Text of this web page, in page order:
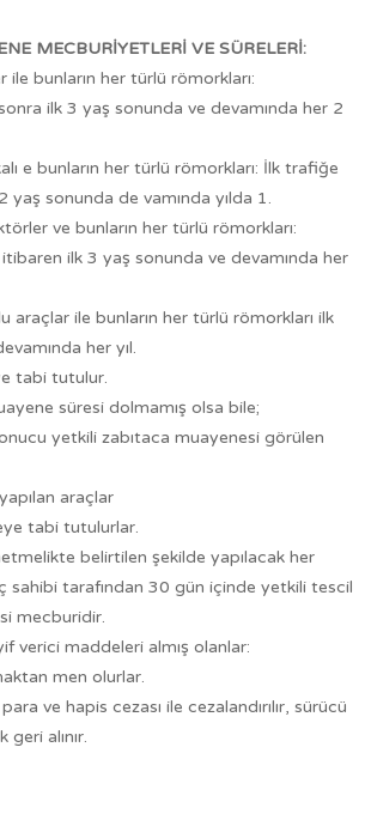
MECBURİYETLERİ VE SÜRELERİ:
bunların her türlü römorkları:
sonra ilk 3 yaş sonunda ve devamında her 2
e bunların her türlü römorkları: İlk trafiğe
yaş sonunda de vamında yılda 1.
ve bunların her türlü römorkları:
itibaren ilk 3 yaş sonunda ve devamında her
ile bunların her türlü römorkları ilk
her yıl.
tabi tutulur.
süresi dolmamış olsa bile;
yetkili zabıtaca muayenesi görülen
araçlar
tabi tutulurlar.
belirtilen şekilde yapılacak her
sahibi tarafından 30 gün içinde yetkili tescil
mecburidir.
verici maddeleri almış olanlar:
men olurlar.
ve hapis cezası ile cezalandırılır, sürücü
alınır.